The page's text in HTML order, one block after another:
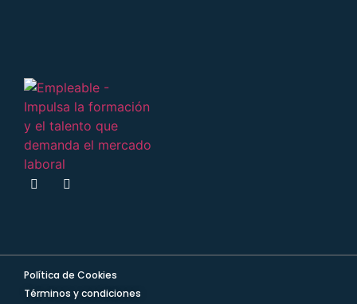
Términos y condiciones
Política de Cookies